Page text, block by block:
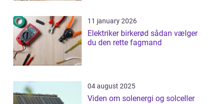
11 january 2026
Elektriker birkerød sådan vælger
du den rette fagmand
04 august 2025
Viden om solenergi og solceller